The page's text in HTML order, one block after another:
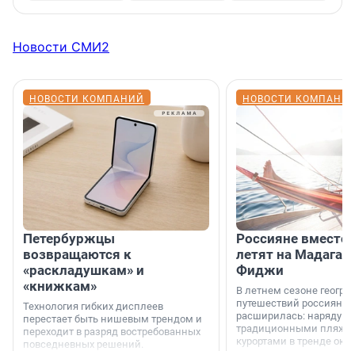
Новости СМИ2
НОВОСТИ КОМПАНИЙ
Петербуржцы
возвращаются к
«раскладушкам» и
«книжкам»
Технология гибких дисплеев
перестает быть нишевым трендом и
переходит в разряд востребованных
повседневных решений.
НОВОСТИ
Россияне вместо
летят на
Фиджи
В летнем сезоне
путешествий россиян
расширилась: наряду с
традиционными
курортами в тренде